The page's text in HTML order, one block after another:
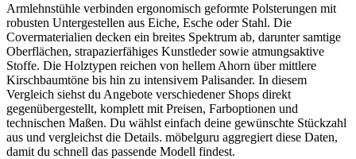
Armlehnstühle verbinden ergonomisch geformte Polsterungen mit
robusten Untergestellen aus Eiche, Esche oder Stahl. Die
Covermaterialien decken ein breites Spektrum ab, darunter samtige
Oberflächen, strapazierfähiges Kunstleder sowie atmungsaktive
Stoffe. Die Holztypen reichen von hellem Ahorn über mittlere
Kirschbaumtöne bis hin zu intensivem Palisander. In diesem
Vergleich siehst du Angebote verschiedener Shops direkt
gegenübergestellt, komplett mit Preisen, Farboptionen und
technischen Maßen. Du wählst einfach deine gewünschte Stückzahl
aus und vergleichst die Details. möbelguru aggregiert diese Daten,
damit du schnell das passende Modell findest.